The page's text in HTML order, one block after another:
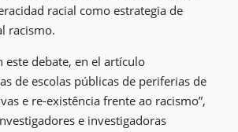
racial como estrategia de
racismo.
este debate, en el artículo
de escolas públicas de periferias de
e re-existência frente ao racismo”,
e investigadoras